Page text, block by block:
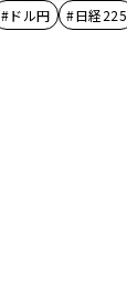
#ドル円 #日経225